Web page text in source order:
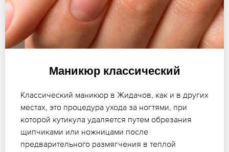
Маникюр классический
Классический маникюр в Жидачов, как и в других
местах, это процедура ухода за ногтями, при
которой кутикула удаляется путем обрезания
щипчиками или ножницами после
предварительного размягчения в теплой